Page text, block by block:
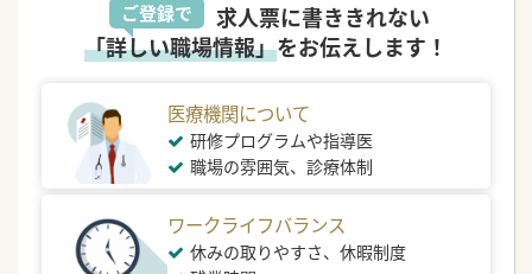
ご登録で
求人票に書ききれない
「詳しい職場情報」をお伝えします！
医療機関について
研修プログラムや指導医
職場の雰囲気、診療体制
ワークライフバランス
休みの取りやすさ、休暇制度